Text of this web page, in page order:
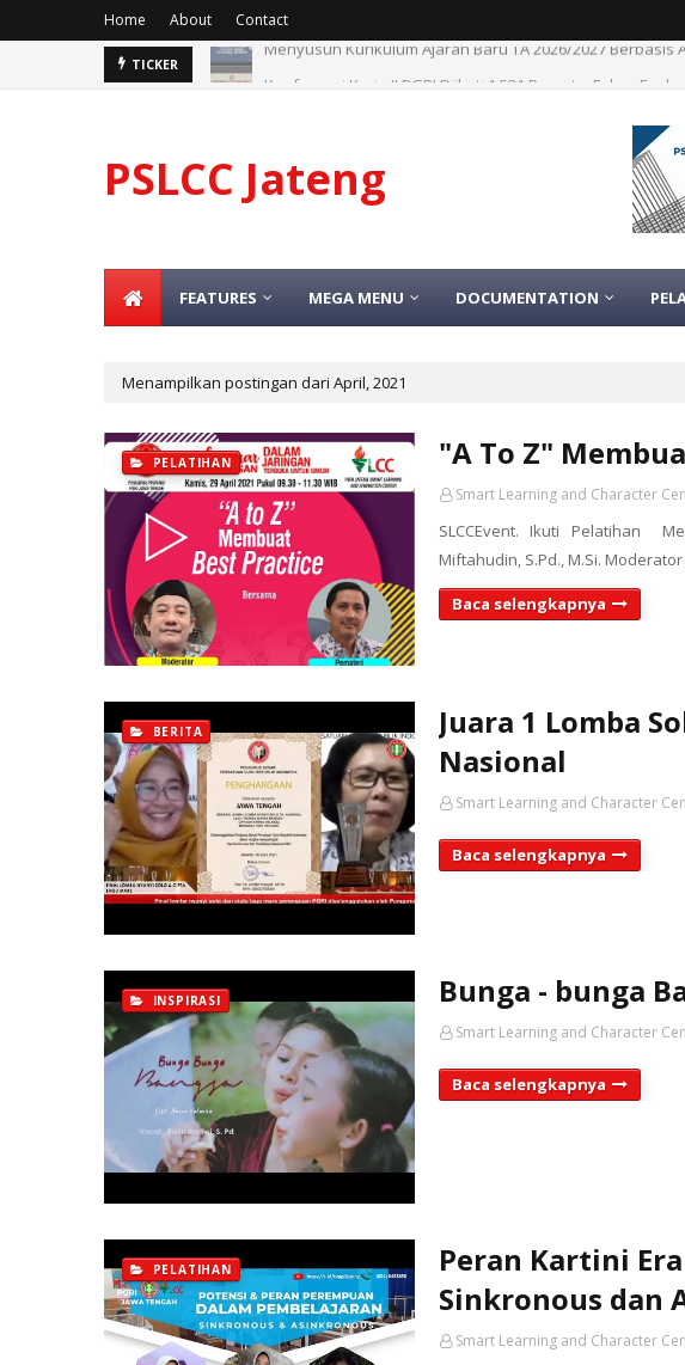
Home About Contact
TICKER Konferensi Kerja II PGRI Diikuti 1.521 Peserta, Fokus
PSLCC Jateng
FEATURES MEGA MENU DOCUMENTATION
Menampilkan postingan dari April, 2021
PELATIHAN "A To Z"
Smart Learning and Character
SLCCEvent. Ikuti Pelatihan
Miftahudin, S.Pd., M.Si.
Baca selengkapnya
BERITA
Juara 1 Lomba
Nasional
Smart Learning and Character
Baca selengkapnya
INSPIRASI Bunga - bunga
Smart Learning and Character
Baca selengkapnya
PELATIHAN
Peran Kartini
Sinkronous dan
Smart Learning and Character